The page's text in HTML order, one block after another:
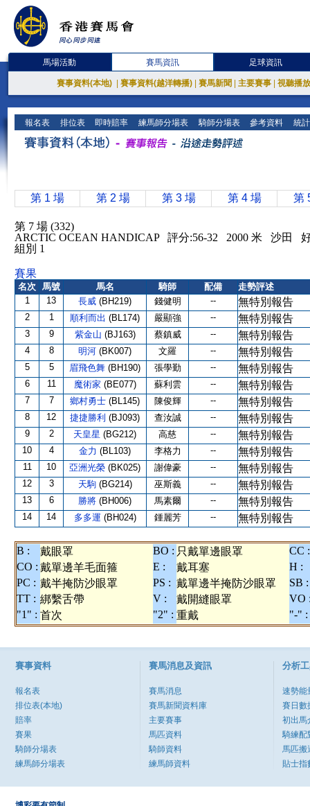
馬場活動 賽馬資訊 足球資訊
賽事資料(本地) 賽事資料(越洋轉播) 賽馬新聞 主要賽事 視聽播
報名表 排位表 即時賠率 練馬師分場表 騎師分場表 參考資料 統
第 1 場 第 2 場 第 3 場 第 4 場 第
第 7 場 (332)
ARCTIC OCEAN HANDICAP 評分:56-32 2000 米 沙田
組別 1
賽果
名次 馬號 馬名 騎師 配備
走勢評述
1
13 長威 (BH219) 錢健明 -- 無特別報告
2 1 順利而出 (BL174) 嚴顯強 -- 無特別報告
3 9 紫金山 (BJ163) 蔡鎮威 -- 無特別報告
4 8 明河 (BK007) 文羅 -- 無特別報告
5 5 眉飛色舞 (BH190) 張學勤 -- 無特別報告
6 11 魔術家 (BE077) 蘇利雲 -- 無特別報告
7 7 鄉村勇士 (BL145) 陳俊輝 -- 無特別報告
8 12 捷捷勝利 (BJ093) 查汝誠 -- 無特別報告
9 2 天皇星 (BG212) 高慈 -- 無特別報告
10 4 金力 (BL103) 李格力 -- 無特別報告
11 10 亞洲光榮 (BK025) 謝偉豪 -- 無特別報告
12 3 天駒 (BG214) 巫斯義 -- 無特別報告
13 6 勝將 (BH006) 馬素爾 -- 無特別報告
14 14 多多運 (BH024) 鍾麗芳 -- 無特別報告
B : 戴眼罩 BO : 只戴單邊眼罩
CC :
CO : 戴單邊羊毛面箍 E : 戴耳塞
H :
PC : 戴半掩防沙眼罩 PS : 戴單邊半掩防沙眼罩
SB :
TT : 綁繫舌帶 V : 戴開縫眼罩
VO
"1" : 首次 "2" : 重戴 "-" :
賽事資料
報名表
排位表(本地)
賠率
賽果
騎師分場表
練馬師分場表
賽馬消息及資訊
賽馬消息
賽馬新聞資料庫
主要賽事
馬匹資料
騎師資料
練馬師資料
分析
速勢能
賽日數
初出馬
騎練配
馬匹搬
貼士指